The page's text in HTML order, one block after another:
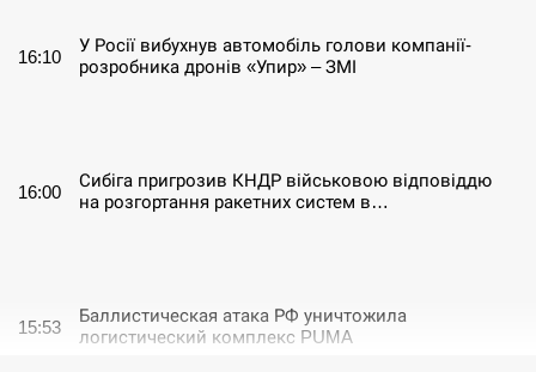
16:10
У Росії вибухнув автомобіль голови компанії-
розробника дронів «Упир» – ЗМІ
16:00
Сибіга пригрозив КНДР військовою відповіддю
на розгортання ракетних систем в…
15:53
Баллистическая атака РФ уничтожила
логистический комплекс PUMA